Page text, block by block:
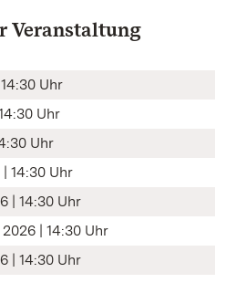
Veranstaltung
Uhr
Uhr
Uhr
14:30 Uhr
| 14:30 Uhr
| 14:30 Uhr
| 14:30 Uhr